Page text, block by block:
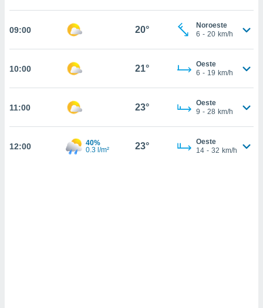
en
perfil
nuestra
09:00 20°
Noroeste
6 - 20 km/h
10:00 21°
Oeste
6 - 19 km/h
11:00 23°
Oeste
9 - 28 km/h
12:00
40%
0.3 l/m²
23°
Oeste
14 - 32 km/h